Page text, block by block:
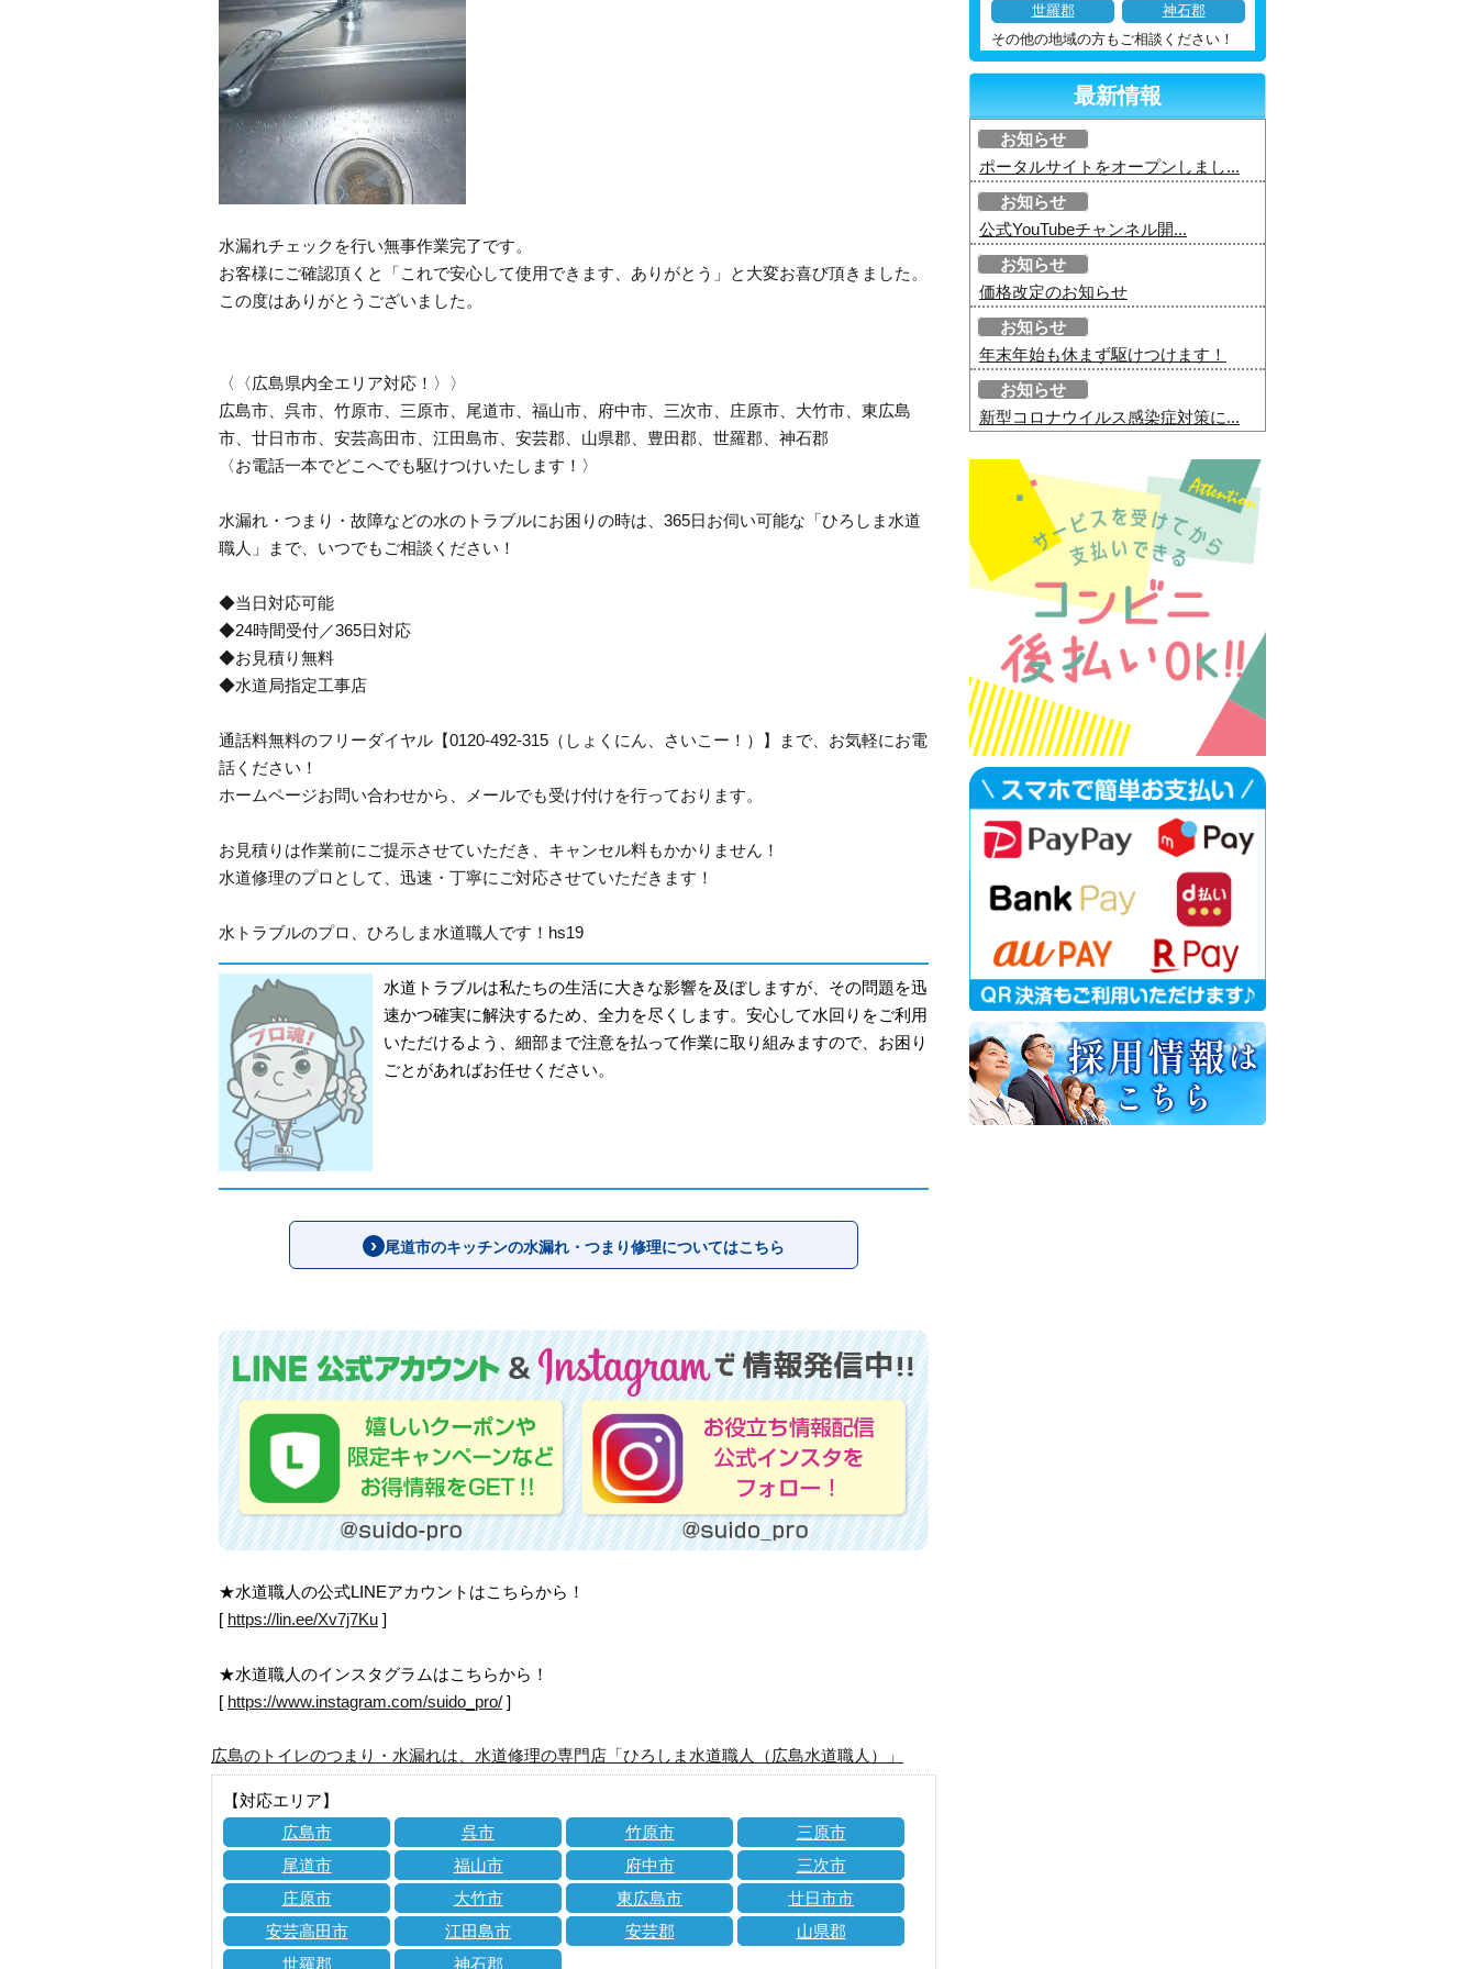
水漏れチェックを行い無事作業完了です。
お客様にご確認頂くと「これで安心して使用できます、ありがとう」と大変お喜び頂きました。
この度はありがとうございました。
〈〈広島県内全エリア対応！〉〉
広島市、呉市、竹原市、三原市、尾道市、福山市、府中市、三次市、庄原市、大竹市、東広島
市、廿日市市、安芸高田市、江田島市、安芸郡、山県郡、豊田郡、世羅郡、神石郡
〈お電話一本でどこへでも駆けつけいたします！〉
水漏れ・つまり・故障などの水のトラブルにお困りの時は、365日お伺い可能な「ひろしま水道
職人」まで、いつでもご相談ください！
◆当日対応可能
◆24時間受付／365日対応
◆お見積り無料
◆水道局指定工事店
通話料無料のフリーダイヤル【0120-492-315（しょくにん、さいこー！）】まで、お気軽にお電
話ください！
ホームページお問い合わせから、メールでも受け付けを行っております。
お見積りは作業前にご提示させていただき、キャンセル料もかかりません！
水道修理のプロとして、迅速・丁寧にご対応させていただきます！
水トラブルのプロ、ひろしま水道職人です！hs19
水道トラブルは私たちの生活に大きな影響を及ぼしますが、その問題を迅
速かつ確実に解決するため、全力を尽くします。安心して水回りをご利用
いただけるよう、細部まで注意を払って作業に取り組みますので、お困り
ごとがあればお任せください。
尾道市のキッチンの水漏れ・つまり修理についてはこちら
★水道職人の公式LINEアカウントはこちらから！
[ https://lin.ee/Xv7j7Ku ]
★水道職人のインスタグラムはこちらから！
[ https://www.instagram.com/suido_pro/ ]
広島のトイレのつまり・水漏れは、水道修理の専門店「ひろしま水道職人（広島水道職人）」
【対応エリア】
広島市
呉市 竹原市
三原市
尾道市
福山市 府中市
三次市
庄原市
大竹市 東広島市
廿日市市
安芸高田市
江田島市 安芸郡
山県郡
世羅郡
神石郡
世羅郡
神石郡
その他の地域の方もご相談ください！
最新情報
お知らせ
ポータルサイトをオープンしまし...
お知らせ
公式YouTubeチャンネル開...
お知らせ
価格改定のお知らせ
お知らせ
年末年始も休まず駆けつけます！
お知らせ
新型コロナウイルス感染症対策に...